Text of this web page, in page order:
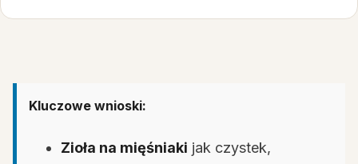
Kluczowe wnioski:
Zioła na mięśniaki jak czystek,